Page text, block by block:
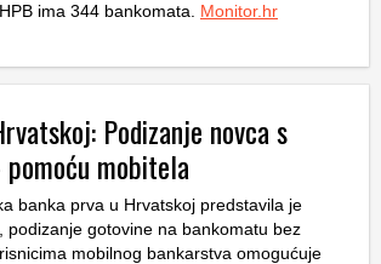
ima 344 bankomata. Monitor.hr
Podizanje novca s
mobitela
banka prva u Hrvatskoj predstavila je
podizanje gotovine na bankomatu bez
mobilnog bankarstva omogućuje